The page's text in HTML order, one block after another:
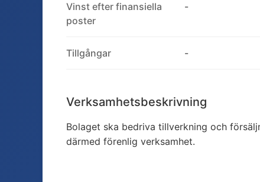
Vinst efter finansiella
poster
-
Tillgångar -
Verksamhetsbeskrivning
Bolaget ska bedriva tillverkning och
därmed förenlig verksamhet.